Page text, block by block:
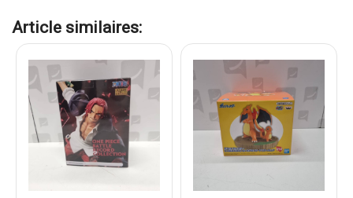
Article similaires: